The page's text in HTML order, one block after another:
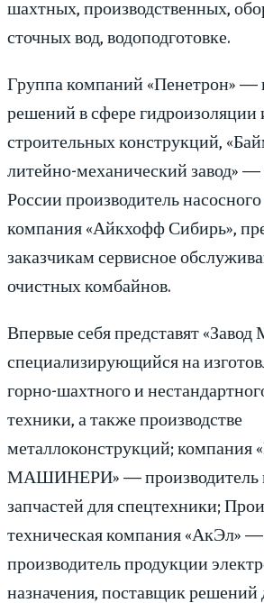
шахтных, производственных,
сточных вод, водоподготовке.
Группа компаний «Пенетрон» —
решений в сфере
строительных конструкций,
литейно-механический завод»
России производитель
компания «Айкхофф Сибирь»,
заказчикам сервисное
очистных комбайнов.
Впервые себя представят
специализирующийся на
горно-шахтного и
техники, а также производстве
металлоконструкций;
МАШИНЕРИ» — производитель
запчастей для спецтехники;
техническая компания «АкЭл»
производитель продукции
назначения, поставщик решений